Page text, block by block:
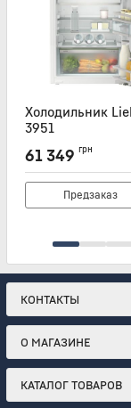
Холодильник
3951
IRBI3951
61 349 грн
Предзаказ
КОНТАКТЫ
О МАГАЗИНЕ
КАТАЛОГ ТОВАРОВ